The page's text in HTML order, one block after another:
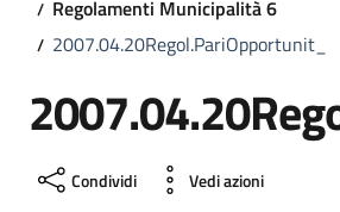
Regolamenti Municipalità 6
2007.04.20Regol.PariOpportunit_
Condividi Vedi azioni